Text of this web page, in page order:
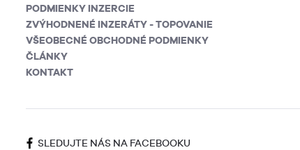
PODMIENKY INZERCIE
ZVÝHODNENÉ INZERÁTY - TOPOVANIE
VŠEOBECNÉ OBCHODNÉ PODMIENKY
ČLÁNKY
KONTAKT
SLEDUJTE NÁS NA FACEBOOKU